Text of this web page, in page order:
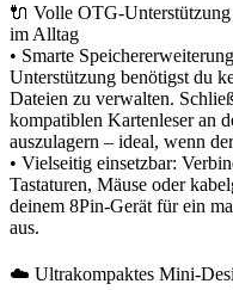
🔌 Volle OTG-
im Alltag
• Smarte
Unterstützung benötigst du
Dateien zu verwalten.
kompatiblen Kartenleser an
auszulagern – ideal, wenn
• Vielseitig einsetzbar:
Tastaturen, Mäuse oder
deinem 8Pin-Gerät für ein
aus.
☁️ Ultrakompaktes Mini-